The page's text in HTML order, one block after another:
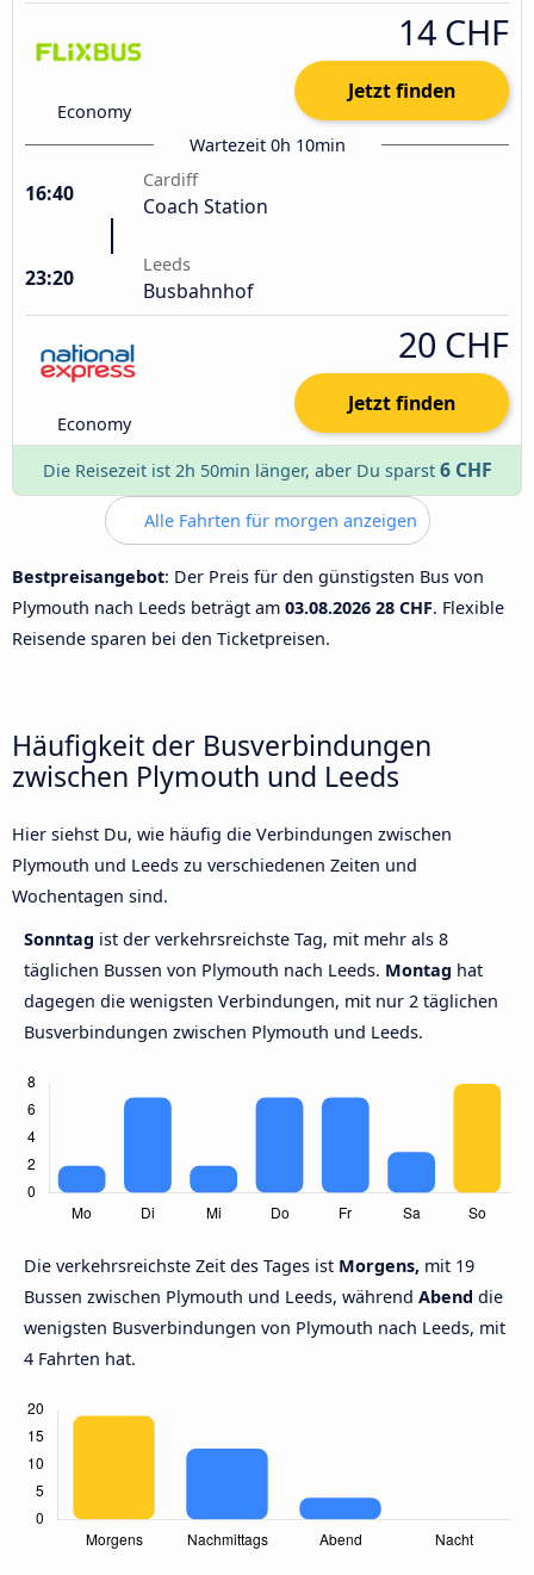
Economy
14 CHF
Jetzt finden
Wartezeit 0h 10min
16:40
Cardiff
Coach Station
23:20
Leeds
Busbahnhof
Economy
20 CHF
Jetzt finden
Die Reisezeit ist 2h 50min länger, aber Du sparst 6 CHF
Alle Fahrten für morgen anzeigen
Bestpreisangebot: Der Preis für den günstigsten Bus von
Plymouth nach Leeds beträgt am 03.08.2026 28 CHF. Flexible
Reisende sparen bei den Ticketpreisen.
Häufigkeit der Busverbindungen
zwischen Plymouth und Leeds
Hier siehst Du, wie häufig die Verbindungen zwischen
Plymouth und Leeds zu verschiedenen Zeiten und
Wochentagen sind.
Sonntag ist der verkehrsreichste Tag, mit mehr als 8
täglichen Bussen von Plymouth nach Leeds. Montag hat
dagegen die wenigsten Verbindungen, mit nur 2 täglichen
Busverbindungen zwischen Plymouth und Leeds.
Die verkehrsreichste Zeit des Tages ist Morgens, mit 19
Bussen zwischen Plymouth und Leeds, während Abend die
wenigsten Busverbindungen von Plymouth nach Leeds, mit
4 Fahrten hat.